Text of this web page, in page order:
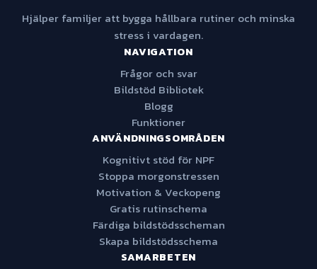
Hjälper familjer att bygga hållbara rutiner och minska
stress i vardagen.
NAVIGATION
Frågor och svar
Bildstöd Bibliotek
Blogg
Funktioner
ANVÄNDNINGSOMRÅDEN
Kognitivt stöd för NPF
Stoppa morgonstressen
Motivation & Veckopeng
Gratis rutinschema
Färdiga bildstödsscheman
Skapa bildstödsschema
SAMARBETEN